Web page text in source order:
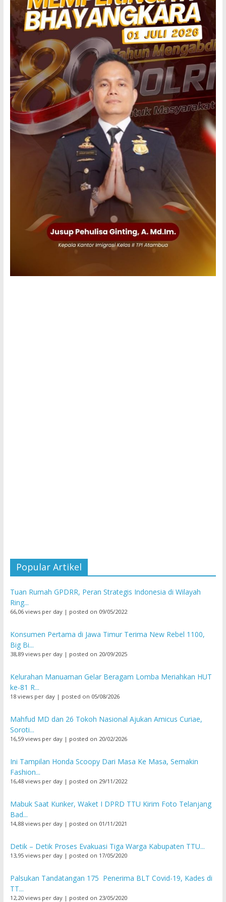
Popular Artikel
Tuan Rumah GPDRR, Peran Strategis Indonesia di Wilayah
Ring...
66,06 views per day| posted on 09/05/2022
Konsumen Pertama di Jawa Timur Terima New Rebel 1100,
Big Bi...
38,89 views per day| posted on 20/09/2025
Kelurahan Manuaman Gelar Beragam Lomba Meriahkan HUT
ke-81 R...
18 views per day| posted on 05/08/2026
Mahfud MD dan 26 Tokoh Nasional Ajukan Amicus Curiae,
Soroti...
16,59 views per day| posted on 20/02/2026
Ini Tampilan Honda Scoopy Dari Masa Ke Masa, Semakin
Fashion...
16,48 views per day| posted on 29/11/2022
Mabuk Saat Kunker, Waket I DPRD TTU Kirim Foto Telanjang
Bad...
14,88 views per day| posted on 01/11/2021
Detik – Detik Proses Evakuasi Tiga Warga Kabupaten TTU...
13,95 views per day| posted on 17/05/2020
Palsukan Tandatangan 175 Penerima BLT Covid-19, Kades di
TT...
12,20 views per day| posted on 23/05/2020